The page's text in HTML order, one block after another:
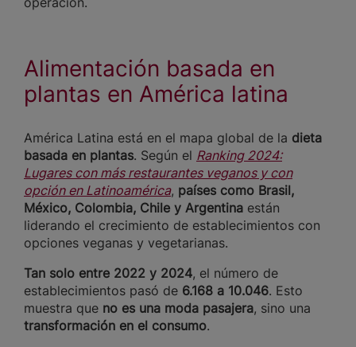
Alimentación basada en
plantas en América latina
América Latina está en el mapa global de la dieta
basada en plantas. Según el Ranking 2024:
Lugares con más restaurantes veganos y con
opción en Latinoamérica, países como Brasil,
México, Colombia, Chile y Argentina están
liderando el crecimiento de establecimientos con
opciones veganas y vegetarianas.
Tan solo entre 2022 y 2024, el número de
establecimientos pasó de 6.168 a 10.046. Esto
muestra que no es una moda pasajera, sino una
transformación en el consumo.